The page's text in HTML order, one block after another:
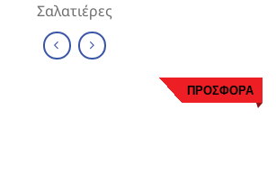
Σαλατιέρες
ΠΡΟΣΦΟΡΑ